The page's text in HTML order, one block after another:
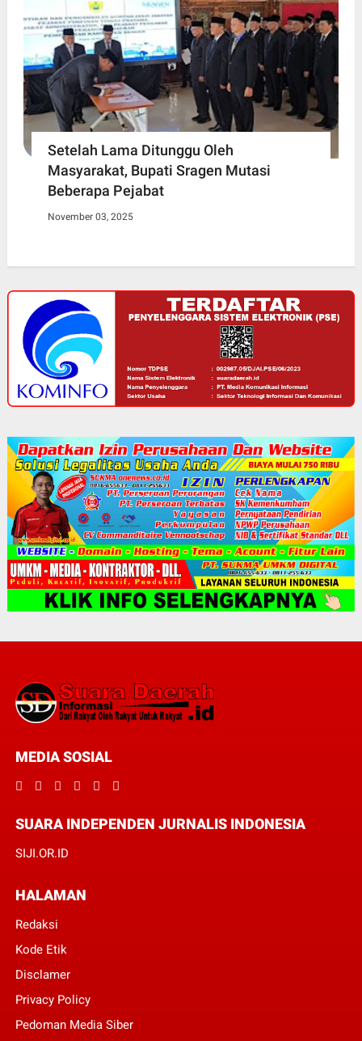
Setelah Lama Ditunggu Oleh
Masyarakat, Bupati Sragen Mutasi
Beberapa Pejabat
November 03, 2025
MEDIA SOSIAL
SUARA INDEPENDEN JURNALIS INDONESIA
SIJI.OR.ID
HALAMAN
Redaksi
Kode Etik
Disclamer
Privacy Policy
Pedoman Media Siber